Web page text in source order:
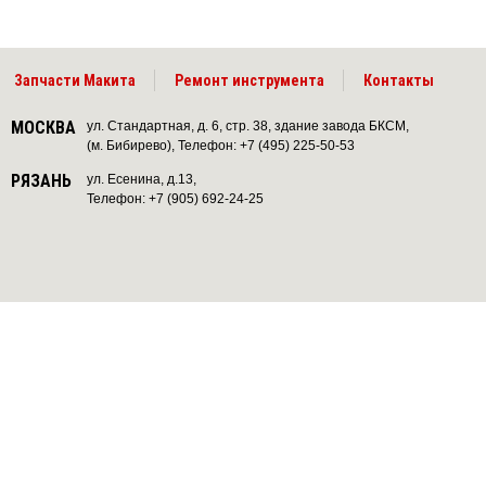
Запчасти Макита Ремонт инструмента Контакты
МОСКВА
ул. Стандартная, д. 6, стр. 38, здание завода БКСМ,
(м. Бибирево), Телефон: +7 (495) 225-50-53
РЯЗАНЬ
ул. Есенина, д.13,
Телефон: +7 (905) 692-24-25